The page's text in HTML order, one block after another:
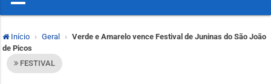
Início Geral
Verde e Amarelo vence Festival de Juninas do São João
de Picos
FESTIVAL